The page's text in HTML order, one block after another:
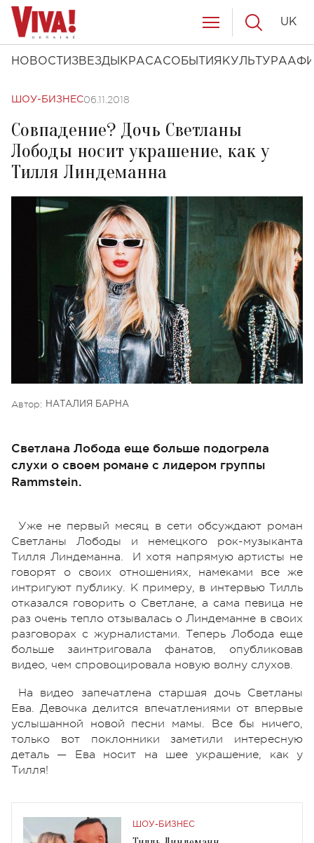
НОВОСТИ ЗВЕЗДЫ КРАСАСОБЫТИЯ КУЛЬТУРА
UK
ШОУ-БИЗНЕС06.11.2018
Совпадение? Дочь Светланы
Лободы носит украшение, как у
Тилля Линдеманна
Автор: НАТАЛИЯ БАРНА
Светлана Лобода еще больше подогрела
слухи о своем романе с лидером группы
Rammstein.
Уже не первый месяц в сети обсуждают роман
Светланы Лободы и немецкого рок-музыканта
Тилля Линдеманна. И хотя напрямую артисты не
говорят о своих отношениях, намеками все же
интригуют публику. К примеру, в интервью Тилль
отказался говорить о Светлане, а сама певица не
раз очень тепло отзывалась о Линдеманне в своих
разговорах с журналистами. Теперь Лобода еще
больше заинтриговала фанатов, опубликовав
видео, чем спровоцировала новую волну слухов.
На видео запечатлена старшая дочь Светланы
Ева. Девочка делится впечатлениями от впервые
услышанной новой песни мамы. Все бы ничего,
только вот поклонники заметили интересную
деталь — Ева носит на шее украшение, как у
Тилля!
ШОУ-БИЗНЕС